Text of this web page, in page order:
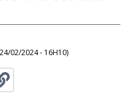
24/02/2024 - 16H10)